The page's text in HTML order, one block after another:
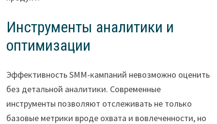
Инструменты аналитики и
оптимизации
Эффективность SMM-кампаний невозможно оценить
без детальной аналитики. Современные
инструменты позволяют отслеживать не только
базовые метрики вроде охвата и вовлеченности, но